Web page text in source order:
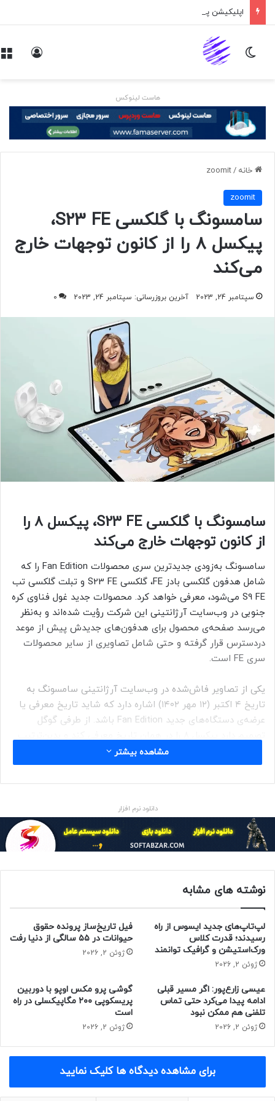
اپلیکیشن پیام‌رسان ایکس در راه است
تغییر پوسته
هاست لینوکس
خانه /
zoomit
zoomit
سامسونگ با گلکسی S23 FE،
پیکسل ۸ را از کانون توجهات خارج
می‌کند
سپتامبر 24, 2023 آخرین بروزرسانی: سپتامبر 24, 2023 0
سامسونگ با گلکسی S23 FE، پیکسل ۸ را
از کانون توجهات خارج می‌کند
سامسونگ به‌زودی جدیدترین سری محصولات Fan Edition را که
شامل هدفون گلکسی بادز FE، گلکسی S23 FE و تبلت گلکسی تب
S9 FE می‌شود، معرفی خواهد کرد. محصولات جدید غول فناوی کره‌
جنوبی در وب‌سایت آرژانتینی این شرکت رؤیت شده‌اند و به‌نظر
می‌رسد صفحه‌ی محصول برای هدفو‌ن‌های جدیدش پیش‌ از موعد
دردسترس قرار گرفته و حتی شامل تصاویری از سایر محصولات
سری FE است.
یکی از تصاویر فاش‌شده در وب‌سایت آرژانتینی سامسونگ به
تاریخ ۴ اکتبر (۱۲ مهر ۱۴۰۲) اشاره دارد که شاید تاریخ معرفی یا
عرضه‌ی دستگاه‌های جدید Fan Edition باشد. از طرفی گوگل
شرکت کره‌ای می‌خواهد توجهات را از گوشی جدید غول
جست‌وجوی اینترنت، به محصولات خود جلب کند. نمای جلوی
گلکسی S23 FE شبیه پرچمدار کنونی این شرکت یعنی گلکسی
طراحی شبیه برادر گران‌قیمت‌تر خود بهره خواهد برد.
تبلت سامسونگ گلکسی تب S7 FE حدود دو سال قبل معرفی شد.
تبلت‌های گلکسی تب S9 خواهد داشت. ظاهراً این دستگاه چند
اسپیکر دارد و به‌همراه قلم S-Pen روانه‌ی بازار خواهد شد.
منبع : زومیت
فناوری موبایل هدست و هدفون
مشاهده بیشتر
دانلود نرم افزار
نوشته های مشابه
لپ‌تاپ‌های جدید ایسوس از راه
رسیدند؛ قدرت کلاس
ورک‌استیشن و گرافیک توانمند
ژوئن 2, 2026
فیل تاریخ‌ساز پرونده حقوق
حیوانات در ۵۵ سالگی از دنیا رفت
ژوئن 2, 2026
عیسی زارع‌پور: اگر مسیر قبلی
ادامه پیدا می‌کرد حتی تماس
تلفنی هم ممکن نبود
ژوئن 2, 2026
گوشی پرو مکس اوپو با دوربین
پریسکوپی ۲۰۰ مگاپیکسلی در راه
است
ژوئن 2, 2026
برای مشاهده دیدگاه ها کلیک نمایید